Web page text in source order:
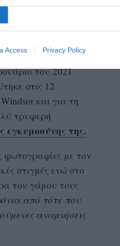
Access Privacy Policy
του 2021
στις 12
και για τη
τρυφερή
εγκυμοσύνης της.
φωτογραφίες με τον
στιγμές ενώ στο
του γάμου τους
από τότε που
αναμνήσεις